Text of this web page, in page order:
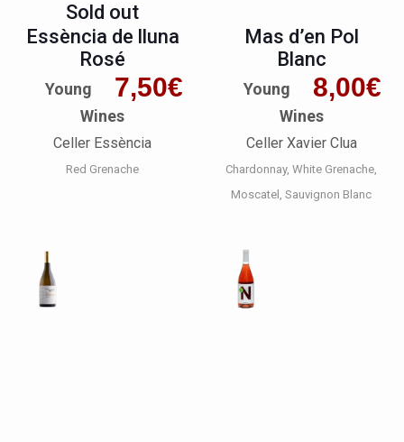
Sold out
Essència de lluna
Rosé
7,50€
Young
Wines
Celler Essència
Red Grenache
Mas d’en Pol
Blanc
8,00€
Young
Wines
Celler Xavier Clua
Chardonnay White Grenache
Moscatel
Sauvignon Blanc